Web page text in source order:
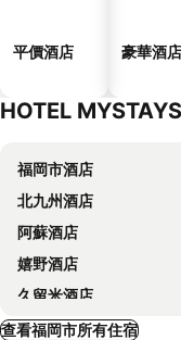
平價酒店 豪華酒店
HOTEL
福岡市酒店
北九州酒店
阿蘇酒店
嬉野酒店
久留米酒店
查看福岡市所有住宿